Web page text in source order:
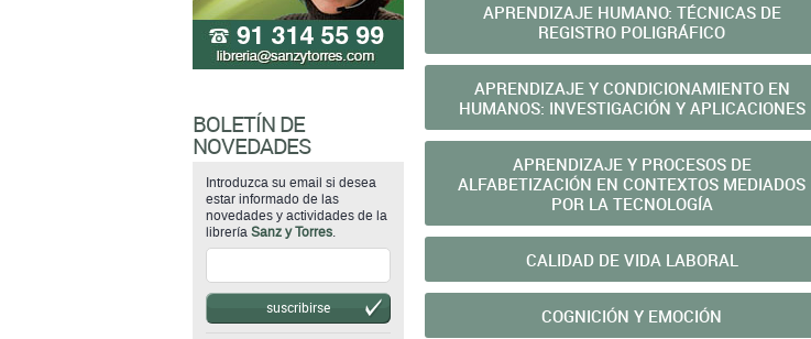
APRENDIZAJE HUMANO: TÉCNICAS DE
REGISTRO POLIGRÁFICO
APRENDIZAJE Y CONDICIONAMIENTO EN
HUMANOS: INVESTIGACIÓN Y APLICACIONES
APRENDIZAJE Y PROCESOS DE
ALFABETIZACIÓN EN CONTEXTOS MEDIADOS
POR LA TECNOLOGÍA
CALIDAD DE VIDA LABORAL
COGNICIÓN Y EMOCIÓN
BOLETÍN DE
NOVEDADES
Introduzca su email si desea
estar informado de las
novedades y actividades de la
librería Sanz y Torres.
suscribirse